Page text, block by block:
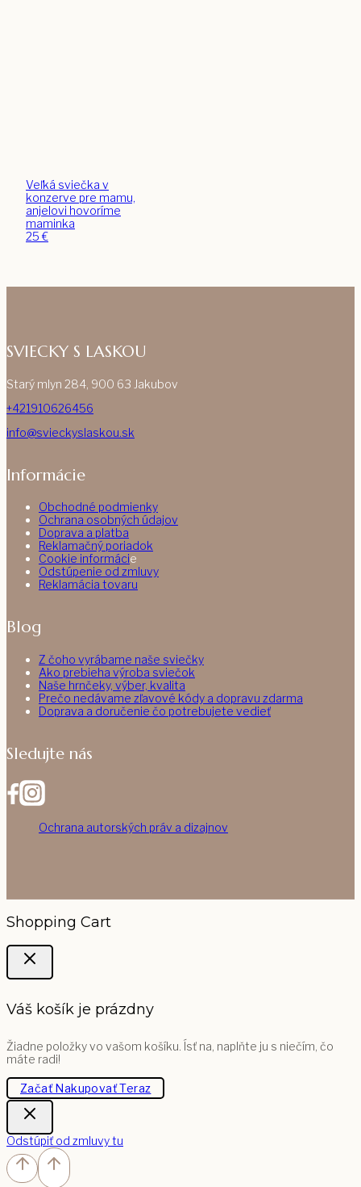
Veľká sviečka v
konzerve pre mamu,
anjelovi hovoríme
maminka
25€
SVIECKY S LASKOU
Starý mlyn 284, 900 63 Jakubov
+421910626456
info@svieckyslaskou.sk
Informácie
Obchodné podmienky
Ochrana osobných údajov
Doprava a platba
Reklamačný poriadok
Cookie informácie
Odstúpenie od zmluvy
Reklamácia tovaru
Blog
Z čoho vyrábame naše sviečky
Ako prebieha výroba sviečok
Naše hrnčeky, výber, kvalita
Prečo nedávame zľavové kódy a dopravu zdarma
Doprava a doručenie čo potrebujete vedieť
Sledujte nás
Ochrana autorských práv a dizajnov
Shopping Cart
Váš košík je prázdny
Žiadne položky vo vašom košíku. Ísť na, naplňte ju s niečím, čo
máte radi!
Začať Nakupovať Teraz
Odstúpiť od zmluvy tu